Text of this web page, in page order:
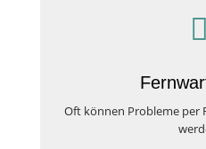

Oft können Probleme per